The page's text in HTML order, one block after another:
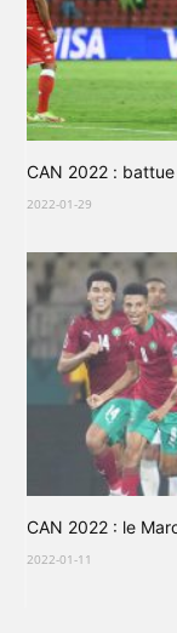
CAN 2022 :
2022-01-29
CAN 2022 : le
2022-01-11